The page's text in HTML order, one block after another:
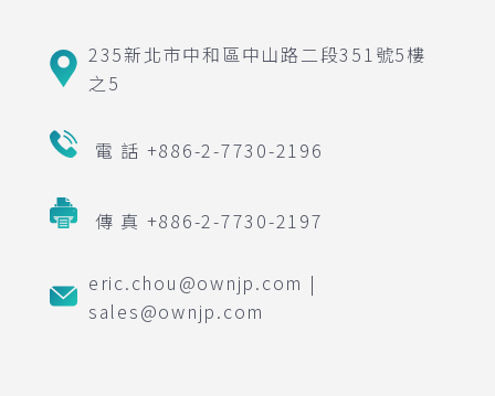
235新北市中和區中山路二段351號5樓
之5
電 話 +886-2-7730-2196
傳 真 +886-2-7730-2197
eric.chou@ownjp.com |
sales@ownjp.com